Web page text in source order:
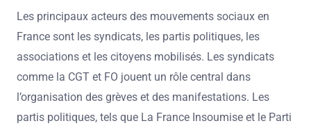
Les principaux acteurs des mouvements sociaux en
France sont les syndicats, les partis politiques, les
associations et les citoyens mobilisés. Les syndicats
comme la CGT et FO jouent un rôle central dans
l’organisation des grèves et des manifestations. Les
partis politiques, tels que La France Insoumise et le Parti